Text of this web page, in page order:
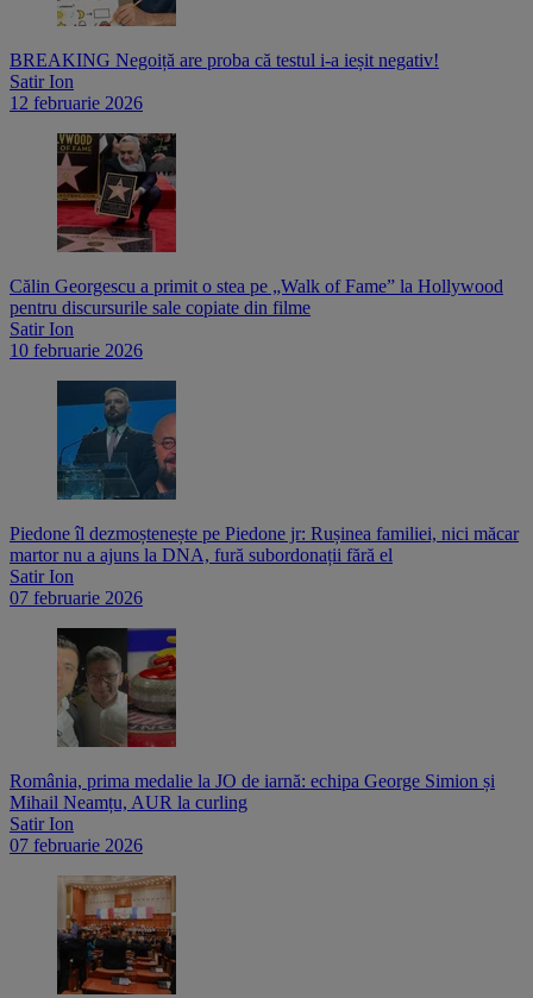
BREAKING Negoiță are proba că testul i-a ieșit negativ!
Satir Ion
12 februarie 2026
Călin Georgescu a primit o stea pe „Walk of Fame” la Hollywood
pentru discursurile sale copiate din filme
Satir Ion
10 februarie 2026
Piedone îl dezmoștenește pe Piedone jr: Rușinea familiei, nici măcar
martor nu a ajuns la DNA, fură subordonații fără el
Satir Ion
07 februarie 2026
România, prima medalie la JO de iarnă: echipa George Simion și
Mihail Neamțu, AUR la curling
Satir Ion
07 februarie 2026